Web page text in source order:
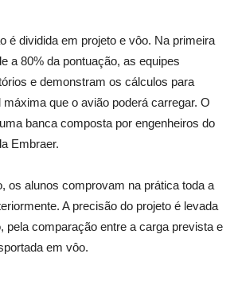
é dividida em projeto e vôo. Na primeira
a 80% da pontuação, as equipes
e demonstram os cálculos para
que o avião poderá carregar. O
banca composta por engenheiros do
Embraer.
os alunos comprovam na prática toda a
A precisão do projeto é levada
pela comparação entre a carga prevista e
em vôo.